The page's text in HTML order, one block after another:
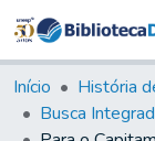
Início História
Busca